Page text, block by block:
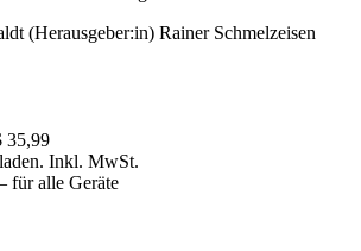
(Herausgeber:in) Rainer Schmelzeisen
35,99
Inkl. MwSt.
für alle Geräte